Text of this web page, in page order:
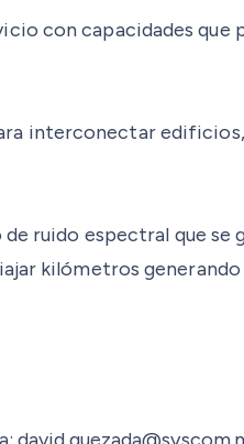
con capacidades
interconectar
ruido espectral que se
kilómetros